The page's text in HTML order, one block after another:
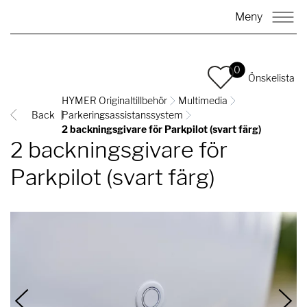
Meny
0
Önskelista
Back
HYMER Originaltillbehör
Multimedia
Parkeringsassistanssystem
2 backningsgivare för Parkpilot (svart färg)
2 backningsgivare för
Parkpilot (svart färg)